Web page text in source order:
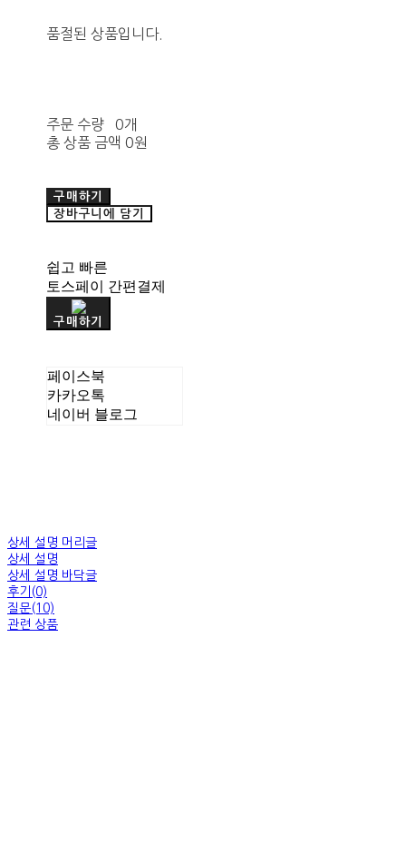
품절된 상품입니다.
주문 수량
0개
총 상품 금액 0원
구매하기
장바구니에 담기
쉽고 빠른
토스페이 간편결제
구매하기
페이스북
카카오톡
네이버 블로그
상세 설명 머리글
상세 설명
상세 설명 바닥글
후기(0)
질문(10)
관련 상품